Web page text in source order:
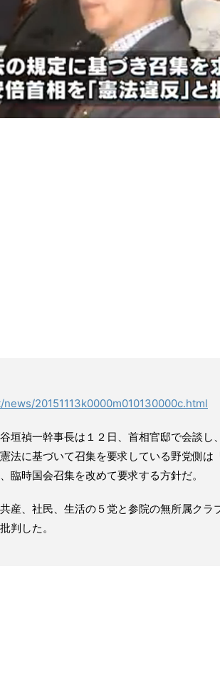
20151113k0000m010130000c.html
垣禎一幹事長は１２日、首相官邸で会談し
法に基づいて召集を要求している野党側は
臨時国会召集を改めて要求する方針だ。
産、社民、生活の５党と参院の無所属クラ
判した。